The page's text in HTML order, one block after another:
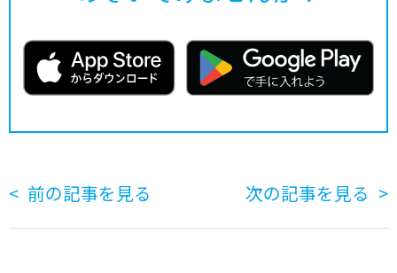
前の記事を見る 次の記事を見る